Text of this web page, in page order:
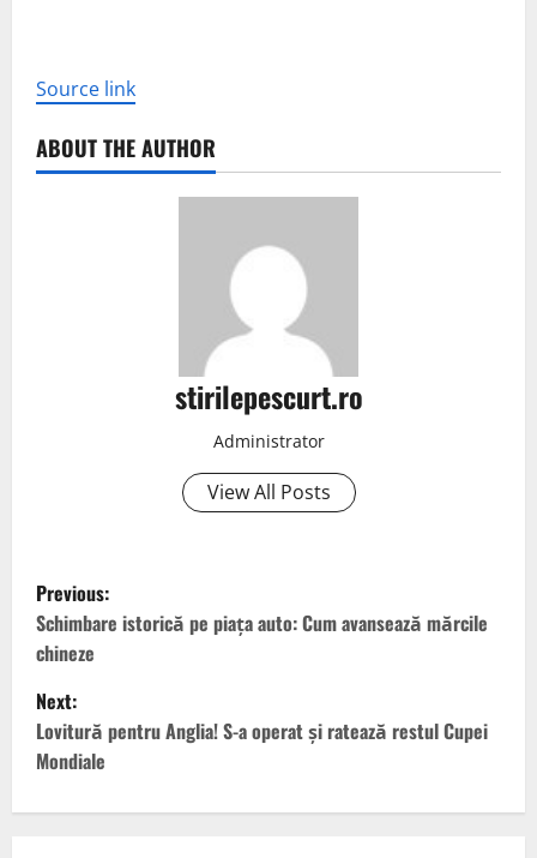
Source link
ABOUT THE AUTHOR
stirilepescurt.ro
Administrator
View All Posts
P
o
s
t
n
Previous:
Schimbare istorică pe piața auto: Cum avansează mărcile
chineze
Next:
Lovitură pentru Anglia! S-a operat și ratează restul Cupei
Mondiale